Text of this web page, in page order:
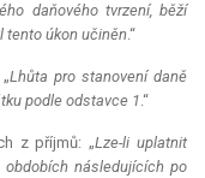
daňového tvrzení, běží
tento úkon učiněn.“
Lhůta pro stanovení daně
podle odstavce 1.“
z příjmů: „Lze-li uplatnit
následujících po